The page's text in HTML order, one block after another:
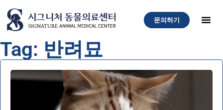
문의하기
Tag: 반려묘